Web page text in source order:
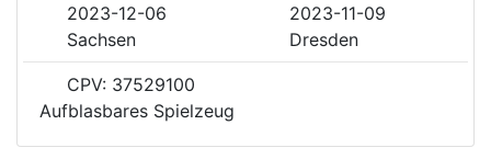
2023-12-06
2023-11-09
Sachsen
Dresden
CPV: 37529100
Aufblasbares Spielzeug